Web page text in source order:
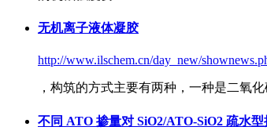
无机离子液体凝胶
http://www.ilschem.cn/day_new/
，构筑的方式主要有两种，一种是二氧
不同 ATO 掺量对 SiO2/ATO-SiO2 疏水